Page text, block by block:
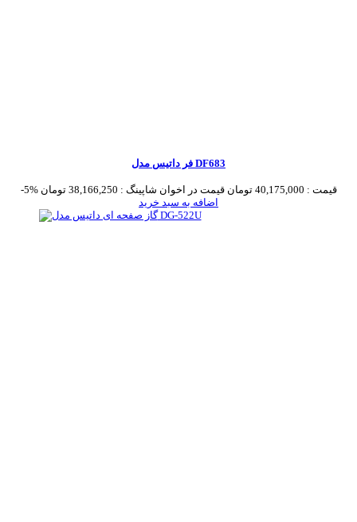
فر داتیس مدل DF683
-5% قیمت : 40,175,000 تومان قیمت در اخوان شاپینگ : 38,166,250 تومان
اضافه به سبد خرید